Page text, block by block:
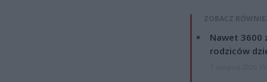
ZOBACZ
Nawet 3600
rodziców